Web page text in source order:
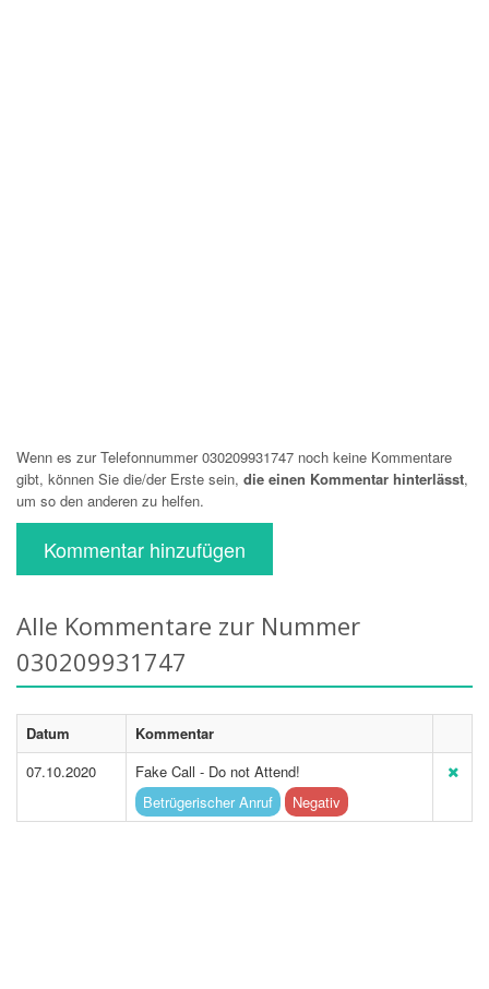
Wenn es zur Telefonnummer 030209931747 noch keine Kommentare
gibt, können Sie die/der Erste sein, die einen Kommentar hinterlässt,
um so den anderen zu helfen.
Kommentar hinzufügen
Alle Kommentare zur Nummer
030209931747
Datum
Kommentar
07.10.2020
Fake Call - Do not Attend!
Betrügerischer Anruf
Negativ